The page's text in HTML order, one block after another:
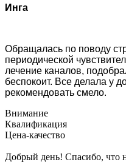
Инга
Обращалась по поводу
периодической
лечение каналов,
беспокоит. Все делала у
рекомендовать смело.
Внимание
Квалификация
Цена-качество
Добрый день! Спасибо, что